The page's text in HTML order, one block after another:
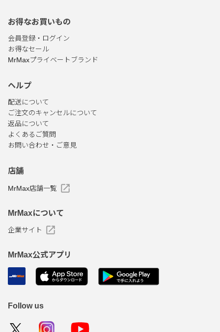
お得なお買いもの
会員登録・ログイン
お得なセール
MrMaxプライベートブランド
ヘルプ
配送について
ご注文のキャンセルについて
返品について
よくあるご質問
お問い合わせ・ご意見
店舗
MrMax店舗一覧
MrMaxについて
企業サイト
MrMax公式アプリ
Follow us